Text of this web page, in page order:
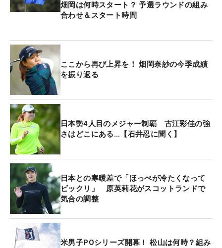
畑岡は何時スタート？ 予選ラウンドの組み
合わせ＆スタート時間
ここから再び上昇を！ 畑岡奈紗の今季成績
を振り返る
日本勢4人目のメジャー制覇 古江彩佳の強
さはどこにある…【石井忍に聞く】
日本との寒暖差で「ほっぺが冷たくなって
ビックリ」 原英莉花がスコットランドで
気合の調整
米男子POシリーズ開幕！ 松山は何時？組み